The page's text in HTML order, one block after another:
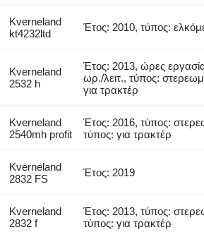
Kverneland
kt4232ltd
Έτος: 2010, τύπος:
Kverneland
2532 h
Έτος: 2013, ώρες
ωρ./λειτ., τύπος:
για τρακτέρ
Kverneland
2540mh profit
Έτος: 2016, τύπος:
τύπος: για τρακτέρ
Kverneland
2832 FS
Έτος: 2019
Kverneland
2832 f
Έτος: 2013, τύπος:
τύπος: για τρακτέρ